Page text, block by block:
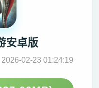
安卓版
2026-02-23 01:24:19